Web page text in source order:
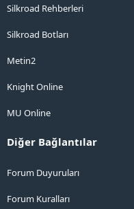
Silkroad Rehberleri
Silkroad Botları
Metin2
Knight Online
MU Online
Diğer Bağlantılar
Forum Duyuruları
Forum Kuralları